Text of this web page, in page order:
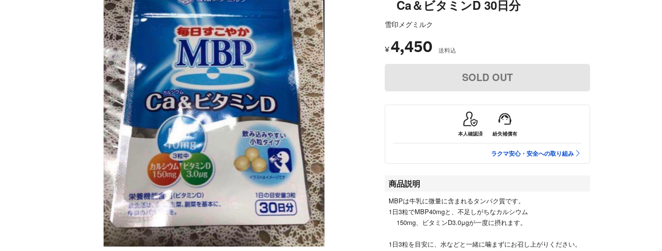
Ca＆ビタミンD 30日分
雪印メグミルク
¥4,450 送料込
SOLD OUT
本人確認済 紛失補償有
ラクマ安心・安全への取り組み
商品説明
MBPは牛乳に微量に含まれるタンパク質です。
1日3粒でMBP40mgと、不足しがちなカルシウム
150mg、ビタミンD3.0μgが一度に摂れます。
1日3粒を目安に、水などと一緒に噛まずにお召し上がりください。